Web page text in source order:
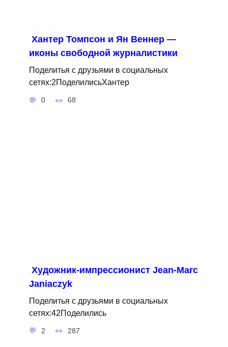
Хантер Томпсон и Ян Веннер —
иконы свободной журналистики
Поделитья с друзьями в социальных
сетях:2ПоделилисьХантер
0 68
Художник-импрессионист Jean-Marc
Janiaczyk
Поделитья с друзьями в социальных
сетях:42Поделились
2 287